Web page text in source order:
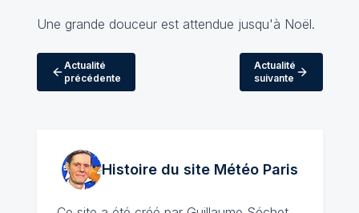
Une grande douceur est attendue jusqu'à Noël.
Actualité
précédente
Actualité
suivante
Histoire du site MétéoParis